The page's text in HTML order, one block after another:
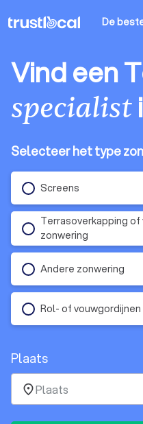
De
Vind een
specialist
Selecteer het type
Screens
Terrasoverkapping of
zonwering
Andere zonwering
Rol- of vouwgordijnen
Plaats
place